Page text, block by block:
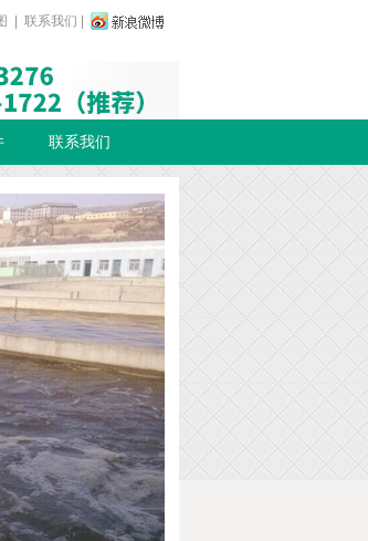
联系我们
联系我们